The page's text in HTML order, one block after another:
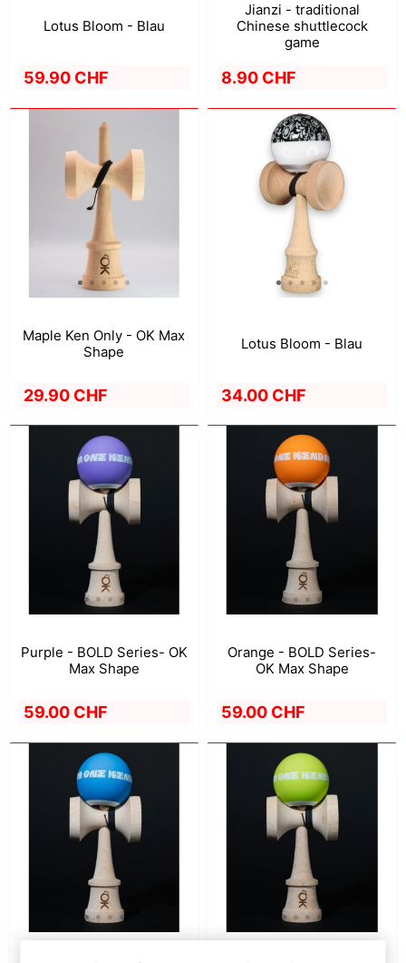
Lotus Bloom - Blau
59.90 CHF
Jianzi - traditional
Chinese shuttlecock
game
8.90 CHF
Maple Ken Only - OK Max
Shape
29.90 CHF
Lotus Bloom - Blau
34.00 CHF
Purple - BOLD Series- OK
Max Shape
59.00 CHF
Orange - BOLD Series-
OK Max Shape
59.00 CHF